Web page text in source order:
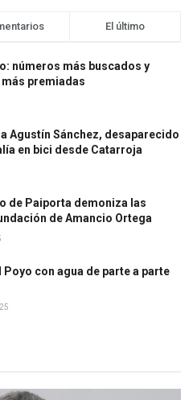
El último
números más buscados y
premiadas
Agustín Sánchez, desaparecido
en bici desde Catarroja
de Paiporta demoniza las
de Amancio Ortega
Poyo con agua de parte a parte